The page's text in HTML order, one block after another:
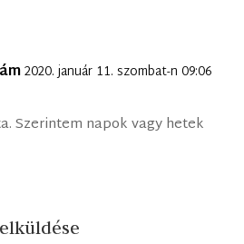
2020. január 11. szombat-n 09:06
Szerintem napok vagy hetek